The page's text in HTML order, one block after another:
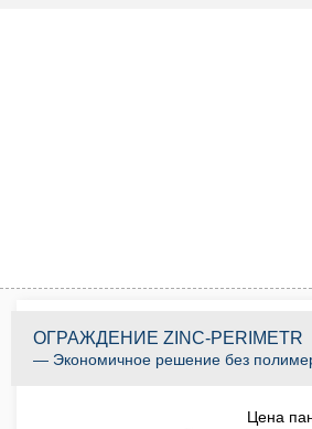
ОГРАЖДЕНИЕ ZINC-PERIMETR
— Экономичное решение без
Цена